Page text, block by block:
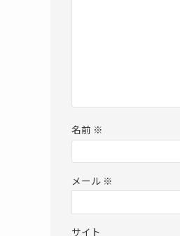
名前 ※
メール ※
サイト